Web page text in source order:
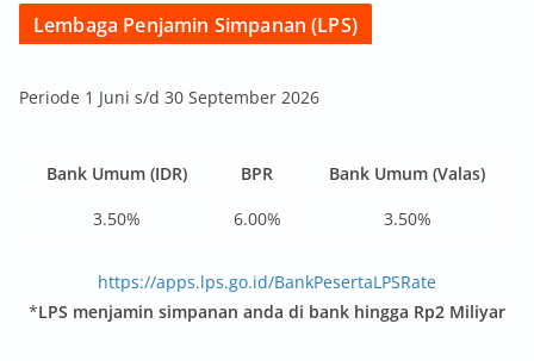
Lembaga Penjamin Simpanan (LPS)
Periode 1 Juni s/d 30 September 2026
Bank Umum (IDR) BPR
Bank Umum (Valas)
3.50%
6.00% 3.50%
https://apps.lps.go.id/BankPesertaLPSRate
*LPS menjamin simpanan anda di bank hingga Rp2 Miliyar